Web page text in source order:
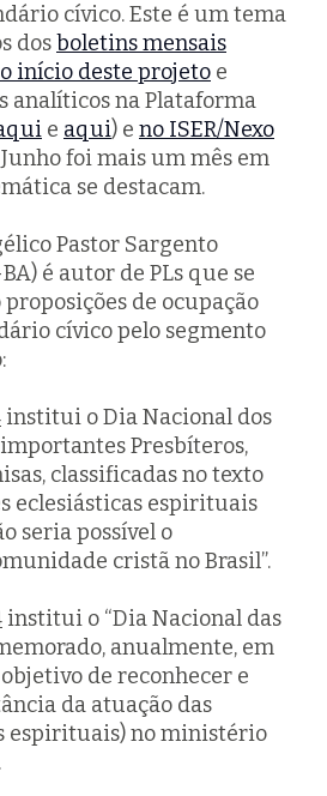
cívico. Este é um tema
dosboletins mensais
início deste projeto e
analíticos na Plataforma
e aqui) e no ISER/Nexo
Junho foi mais um mês em
se destacam.
Pastor Sargento
é autor de PLs que se
de ocupação
cívico pelo segmento
institui o Dia Nacional dos
Presbíteros,
classificadas no texto
eclesiásticas espirituais
seria possível o
cristã no Brasil”.
institui o “Dia Nacional das
anualmente, em
de reconhecer e
da atuação das
espirituais) no ministério